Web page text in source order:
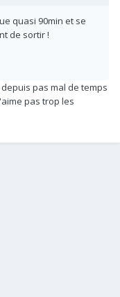
quasi 90min et se
de sortir !
pas mal de temps
pas trop les